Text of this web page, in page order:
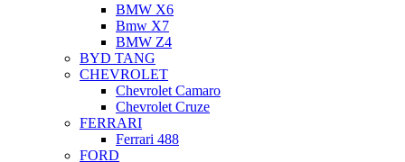
BMW X6
Bmw X7
BMW Z4
BYD TANG
CHEVROLET
Chevrolet Camaro
Chevrolet Cruze
FERRARI
Ferrari 488
FORD